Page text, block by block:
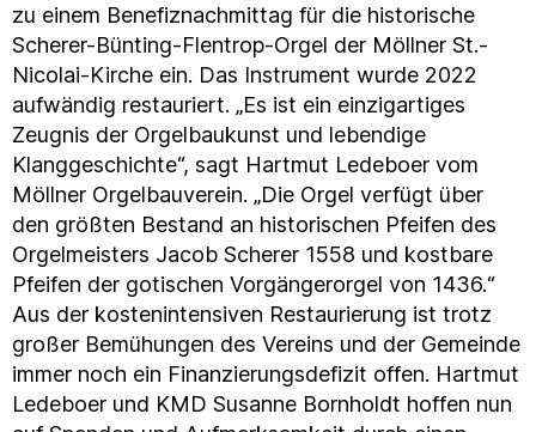
zu einem Benefiznachmittag für die historische
Scherer-Bünting-Flentrop-Orgel der Möllner St.-
Nicolai-Kirche ein. Das Instrument wurde 2022
aufwändig restauriert. „Es ist ein einzigartiges
Zeugnis der Orgelbaukunst und lebendige
Klanggeschichte“, sagt Hartmut Ledeboer vom
Möllner Orgelbauverein. „Die Orgel verfügt über
den größten Bestand an historischen Pfeifen des
Orgelmeisters Jacob Scherer 1558 und kostbare
Pfeifen der gotischen Vorgängerorgel von 1436.“
Aus der kostenintensiven Restaurierung ist trotz
großer Bemühungen des Vereins und der Gemeinde
immer noch ein Finanzierungsdefizit offen. Hartmut
Ledeboer und KMD Susanne Bornholdt hoffen nun